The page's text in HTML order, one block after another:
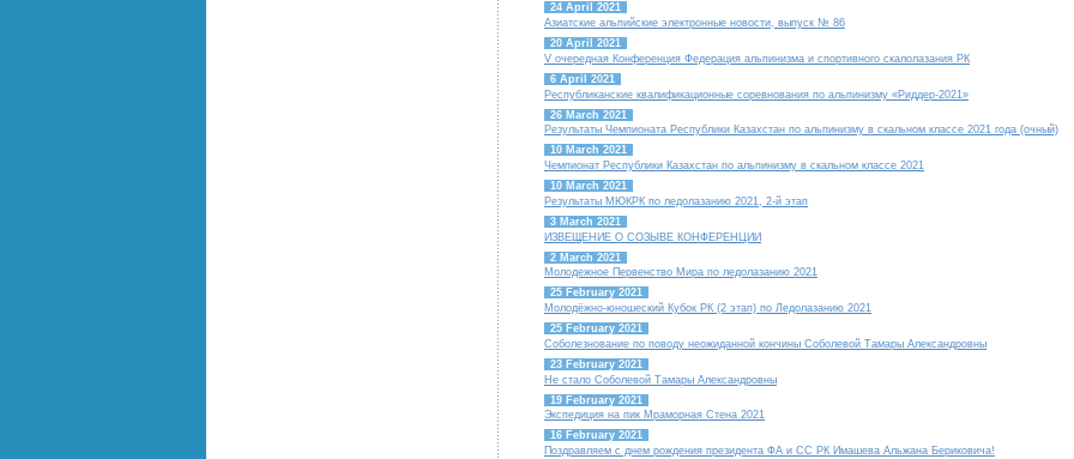
24 April 2021
Азиатские альпийские электронные новости, выпуск № 86
20 April 2021
V очередная Конференция Федерация альпинизма и спортивного скалолазания РК
6 April 2021
Республиканские квалификационные соревнования по альпинизму «Риддер-2021»
26 March 2021
Результаты Чемпионата Республики Казахстан по альпинизму в скальном классе 2021 года (очный)
10 March 2021
Чемпионат Республики Казахстан по альпинизму в скальном классе 2021
10 March 2021
Результаты МЮКРК по ледолазанию 2021, 2-й этап
3 March 2021
ИЗВЕЩЕНИЕ О СОЗЫВЕ КОНФЕРЕНЦИИ
2 March 2021
Молодежное Первенство Мира по ледолазанию 2021
25 February 2021
Молодёжно-юношеский Кубок РК (2 этап) по Ледолазанию 2021
25 February 2021
Соболезнование по поводу неожиданной кончины Соболевой Тамары Александровны
23 February 2021
Не стало Соболевой Тамары Александровны
19 February 2021
Экспедиция на пик Мраморная Стена 2021
16 February 2021
Поздравляем с днем рождения президента ФА и СС РК Имашева Альжана Бериковича!